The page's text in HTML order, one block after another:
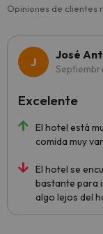
Opiniones de clientes
José
El hotel está
comida muy
El hotel se
bastante para
algo lejos del
Excelente